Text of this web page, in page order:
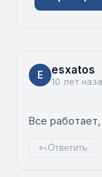
E esxatos
10 лет
Все
Ответить